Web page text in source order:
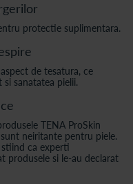
protectie suplimentara.
de tesatura, ce
sanatatea pielii.
TENA ProSkin
neiritante pentru piele.
ca experti
produsele si le-au declarat